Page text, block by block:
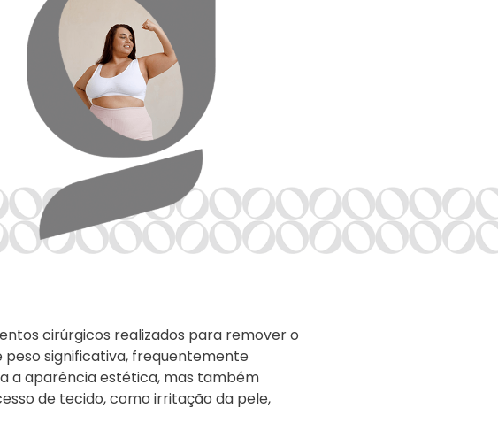
cirúrgicos realizados para remover o
peso significativa, frequentemente
a aparência estética, mas também
de tecido, como irritação da pele,